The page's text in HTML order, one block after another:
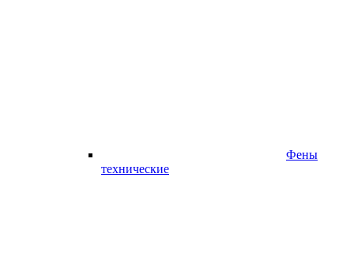
Фены
технические